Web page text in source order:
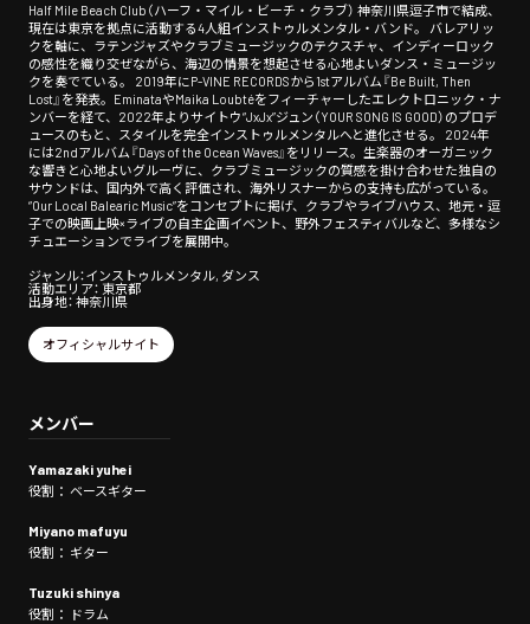
Half Mile Beach Club（ハーフ・マイル・ビーチ・クラブ） 神奈川県逗子市で結成、
現在は東京を拠点に活動する4人組インストゥルメンタル・バンド。 バレアリッ
クを軸に、ラテンジャズやクラブミュージックのテクスチャ、インディーロック
の感性を織り交ぜながら、海辺の情景を想起させる心地よいダンス・ミュージッ
クを奏でている。 2019年にP-VINE RECORDSから1stアルバム『Be Built, Then
Lost』を発表。EminataやMaika Loubtéをフィーチャーしたエレクトロニック・ナ
ンバーを経て、2022年よりサイトウ“JxJx”ジュン（YOUR SONG IS GOOD）のプロデ
ュースのもと、スタイルを完全インストゥルメンタルへと進化させる。 2024年
には2ndアルバム『Days of the Ocean Waves』をリリース。生楽器のオーガニック
な響きと心地よいグルーヴに、クラブミュージックの質感を掛け合わせた独自の
サウンドは、国内外で高く評価され、海外リスナーからの支持も広がっている。
“Our Local Balearic Music”をコンセプトに掲げ、クラブやライブハウス、地元・逗
子での映画上映×ライブの自主企画イベント、野外フェスティバルなど、多様なシ
チュエーションでライブを展開中。
ジャンル：インストゥルメンタル, ダンス
活動エリア： 東京都
出身地： 神奈川県
オフィシャルサイト
メンバー
Yamazaki yuhei
役割： ベースギター
Miyano mafuyu
役割： ギター
Tuzuki shinya
役割： ドラム